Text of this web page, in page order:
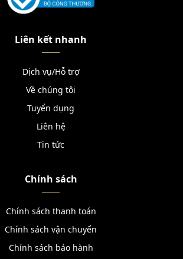
Liên kết nhanh
Dịch vụ/Hỗ trợ
Về chúng tôi
Tuyển dụng
Liên hệ
Tin tức
Chính sách
Chính sách thanh toán
Chính sách vận chuyển
Chính sách bảo hành